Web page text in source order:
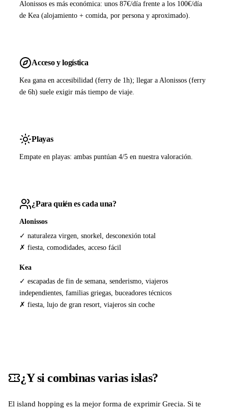
Alonissos es más económica: unos 87€/día frente a los 100€/día
de Kea (alojamiento + comida, por persona y aproximado).
Acceso y logística
Kea gana en accesibilidad (ferry de 1h); llegar a Alonissos (ferry
de 6h) suele exigir más tiempo de viaje.
Playas
Empate en playas: ambas puntúan 4/5 en nuestra valoración.
¿Para quién es cada una?
Alonissos
✓ naturaleza virgen, snorkel, desconexión total
✗ fiesta, comodidades, acceso fácil
Kea
✓ escapadas de fin de semana, senderismo, viajeros
independientes, familias griegas, buceadores técnicos
✗ fiesta, lujo de gran resort, viajeros sin coche
¿Y si combinas varias islas?
El island hopping es la mejor forma de exprimir Grecia. Si te